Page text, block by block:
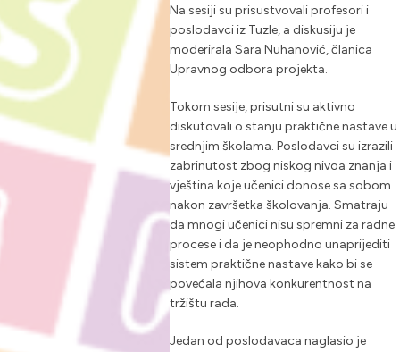
Na sesiji su prisustvovali profesori i
poslodavci iz Tuzle, a diskusiju je
moderirala Sara Nuhanović, članica
Upravnog odbora projekta.
Tokom sesije, prisutni su aktivno
diskutovali o stanju praktične nastave u
srednjim školama. Poslodavci su izrazili
zabrinutost zbog niskog nivoa znanja i
vještina koje učenici donose sa sobom
nakon završetka školovanja. Smatraju
da mnogi učenici nisu spremni za radne
procese i da je neophodno unaprijediti
sistem praktične nastave kako bi se
povećala njihova konkurentnost na
tržištu rada.
Jedan od poslodavaca naglasio je